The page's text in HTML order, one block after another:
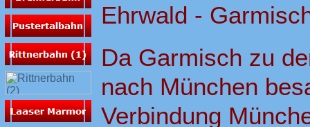
Ehrwald -
Da Garmisch zu
nach München
Verbindung